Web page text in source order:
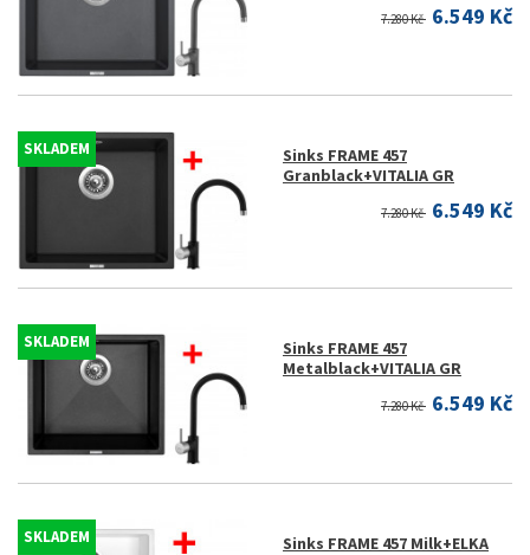
7.280 Kč 6.549 Kč
SKLADEM
Sinks FRAME 457
Granblack+VITALIA GR
7.280 Kč 6.549 Kč
SKLADEM
Sinks FRAME 457
Metalblack+VITALIA GR
7.280 Kč 6.549 Kč
SKLADEM Sinks FRAME 457 Milk+ELKA